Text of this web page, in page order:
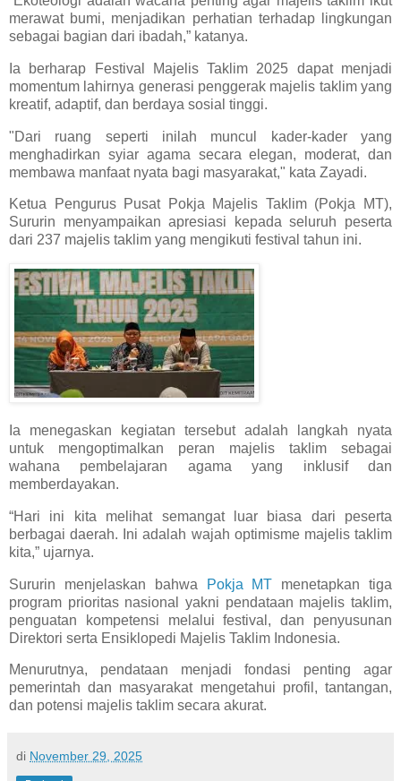
merawat bumi, menjadikan perhatian terhadap lingkungan
sebagai bagian dari ibadah,” katanya.
Ia berharap Festival Majelis Taklim 2025 dapat menjadi
momentum lahirnya generasi penggerak majelis taklim yang
kreatif, adaptif, dan berdaya sosial tinggi.
"Dari ruang seperti inilah muncul kader-kader yang
menghadirkan syiar agama secara elegan, moderat, dan
membawa manfaat nyata bagi masyarakat," kata Zayadi.
Ketua Pengurus Pusat Pokja Majelis Taklim (Pokja MT),
Sururin menyampaikan apresiasi kepada seluruh peserta
dari 237 majelis taklim yang mengikuti festival tahun ini.
Ia menegaskan kegiatan tersebut adalah langkah nyata
untuk mengoptimalkan peran majelis taklim sebagai
wahana pembelajaran agama yang inklusif dan
memberdayakan.
“Hari ini kita melihat semangat luar biasa dari peserta
berbagai daerah. Ini adalah wajah optimisme majelis taklim
kita,” ujarnya.
Sururin menjelaskan bahwa Pokja MT menetapkan tiga
program prioritas nasional yakni pendataan majelis taklim,
penguatan kompetensi melalui festival, dan penyusunan
Direktori serta Ensiklopedi Majelis Taklim Indonesia.
Menurutnya, pendataan menjadi fondasi penting agar
pemerintah dan masyarakat mengetahui profil, tantangan,
dan potensi majelis taklim secara akurat.
di November 29, 2025